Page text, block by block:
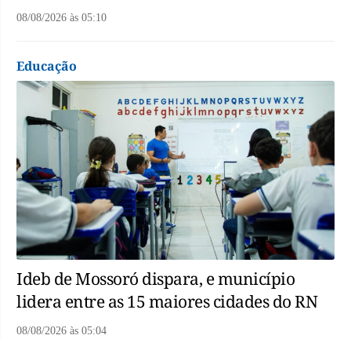
08/08/2026 às 05:10
Educação
Ideb de Mossoró dispara, e município
lidera entre as 15 maiores cidades do RN
08/08/2026 às 05:04